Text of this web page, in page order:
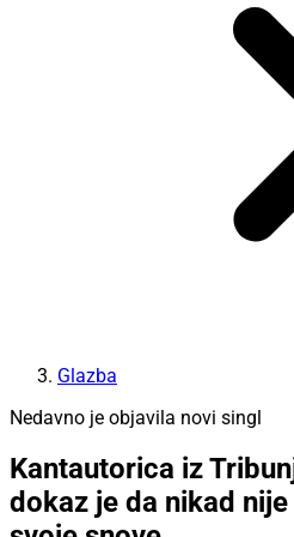
Glazba
Nedavno je objavila novi singl
Kantautorica iz
dokaz je da nikad